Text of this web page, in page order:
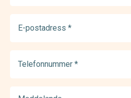
postadress
(Required)